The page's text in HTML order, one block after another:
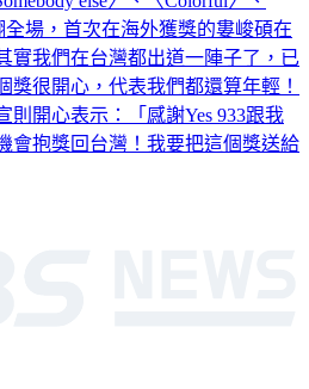
全場，首次在海外獲獎的婁峻碩在
實我們在台灣都出道一陣子了，已
獎很開心，代表我們都還算年輕！
則開心表示：「感謝Yes 933跟我
會抱獎回台灣！我要把這個獎送給